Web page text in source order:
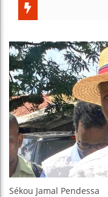
Sékou Jamal Pendessa